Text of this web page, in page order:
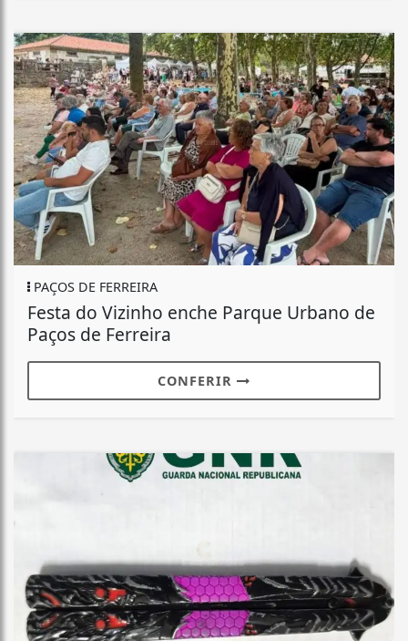
PAÇOS DE FERREIRA
Festa do Vizinho enche Parque Urbano de
Paços de Ferreira
CONFERIR